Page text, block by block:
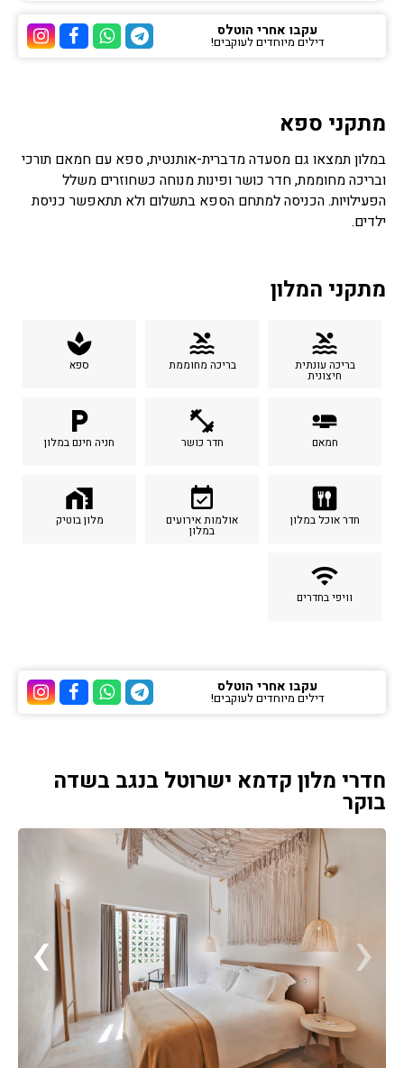
ערוץ ערוץ
ערוץ הוואטסאפ של
ערוץ הטלגרם של הוטלס
עקבו אחרי הוטלס
דילים מיוחדים לעוקבים!
מתקני ספא
במלון תמצאו גם מסעדה מדברית-אותנטית, ספא עם חמאם תורכי
ובריכה מחוממת, חדר כושר ופינות מנוחה כשחוזרים משלל
הפעילויות. הכניסה למתחם הספא בתשלום ולא תתאפשר כניסת
ילדים.
מתקני המלון
pool
בריכה עונתית
חיצונית
pool
בריכה מחוממת
spa
ספא
airline_seat_flat
חמאם
fitness_center
חדר כושר
local_parking
חניה חינם במלון
dining
חדר אוכל במלון
event_available
אולמות אירועים
במלון
home_work
מלון בוטיק
wifi
וויפי בחדרים
ערוץ ערוץ
ערוץ הוואטסאפ של
ערוץ הטלגרם של הוטלס
עקבו אחרי הוטלס
דילים מיוחדים לעוקבים!
חדרי מלון קדמא ישרוטל בנגב בשדה
בוקר
‹
›